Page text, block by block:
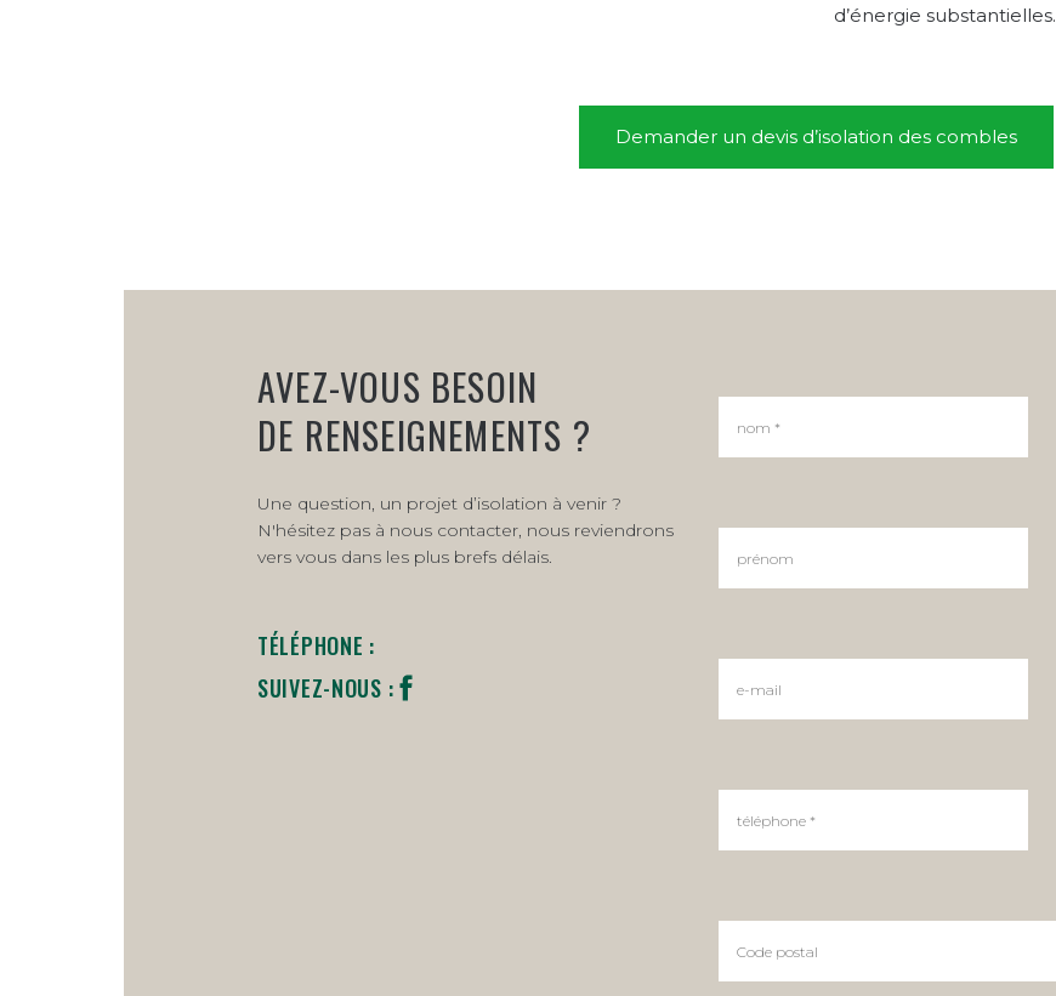
d’énergie substantielles.
Demander un devis d’isolation des combles
AVEZ-VOUS BESOIN
DE RENSEIGNEMENTS ?
Une question, un projet d’isolation à venir ?
N'hésitez pas à nous contacter, nous reviendrons
vers vous dans les plus brefs délais.
TÉLÉPHONE :
SUIVEZ-NOUS :